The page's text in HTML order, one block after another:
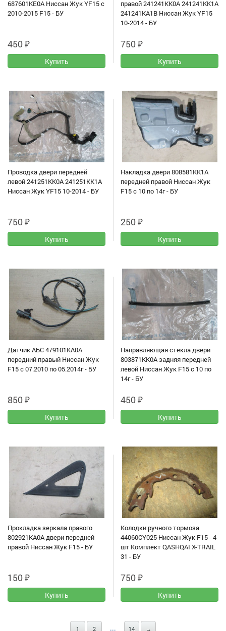
687601KE0A Ниссан Жук YF15 с
2010-2015 F15 - БУ
450₽
правой 241241KK0A 241241KK1A
241241KA1B Ниссан Жук YF15
10-2014 - БУ
750₽
Проводка двери передней
левой 241251KK0A 241251KK1A
Ниссан Жук YF15 10-2014 - БУ
750₽
Накладка двери 808581KK1A
передней правой Ниссан Жук
F15 с 10 по 14г - БУ
250₽
Датчик АБС 479101KA0A
передний правый Ниссан Жук
F15 с 07.2010 по 05.2014г - БУ
850₽
Направляющая стекла двери
803871KK0A задняя передней
левой Ниссан Жук F15 с 10 по
14г - БУ
450₽
Прокладка зеркала правого
802921KA0A двери передней
правой Ниссан Жук F15 - БУ
150₽
Колодки ручного тормоза
44060CY025 Ниссан Жук F15 - 4
шт Комплект QASHQAI X-TRAIL
31 - БУ
750₽
1 2 ... 14 →